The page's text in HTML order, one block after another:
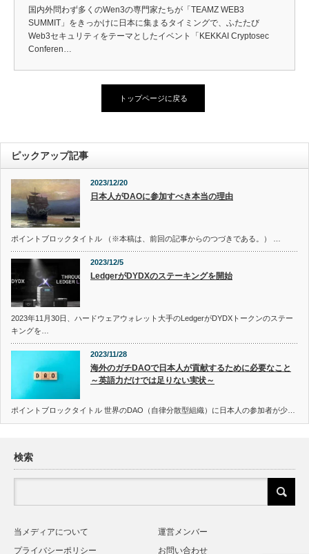
国内外問わず多くのWen3の専⾨家たちが「TEAMZ WEB3
SUMMIT」をきっかけに⽇本に集まるタイミングで、ふたたび
Web3セキュリティをテーマとしたイベント「KEKKAI Cryptosec
Conferen…
トップページに戻る
ピックアップ記事
2023/12/20
日本人がDAOに参加すべき本当の理由
ポイントブロックタイトル （※本稿は、前回の記事からのつづきである。） …
2023/12/5
LedgerがDYDXのステーキングを開始
2023年11月30日、ハードウェアウォレット大手のLedgerがDYDXトークンのステー
キングを…
2023/11/28
海外のガチDAOで日本人が貢献するために必要なこと
～英語力だけでは足りない実状～
ポイントブロックタイトル 世界のDAO（自律分散型組織）に日本人の参加者が少…
検索
当メディアについて
運営メンバー
プライバシーポリシー
お問い合わせ